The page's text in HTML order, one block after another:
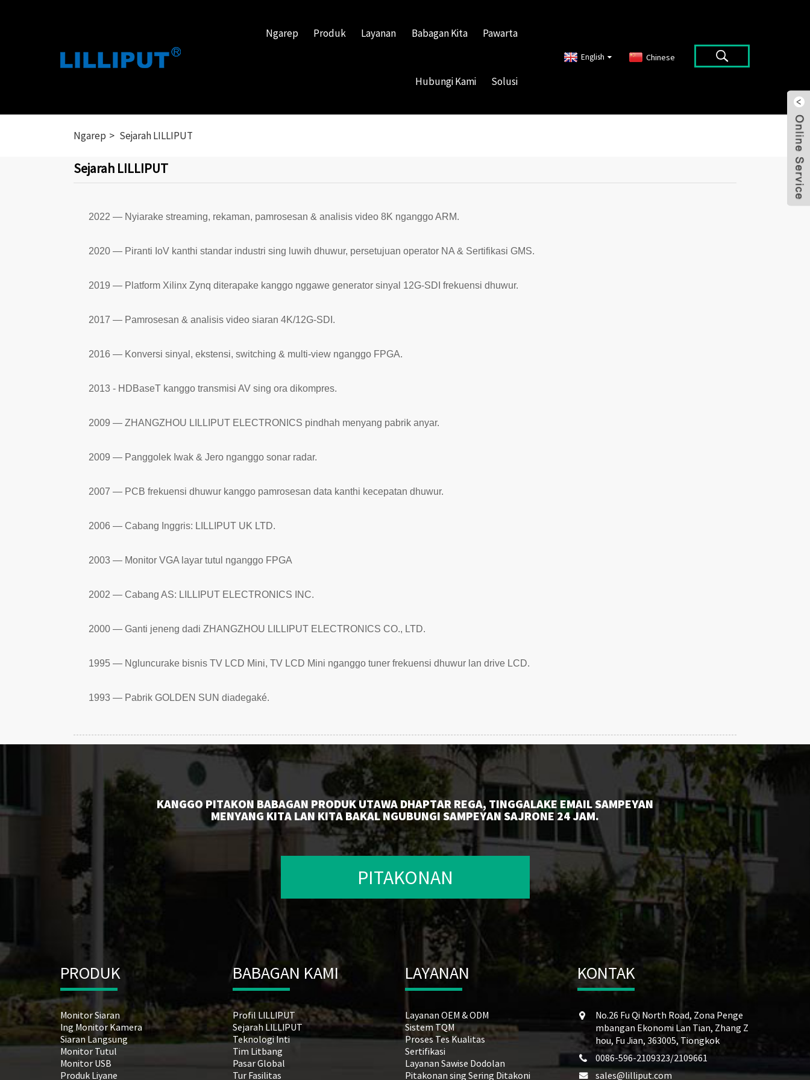
Ngarep Produk Layanan Babagan Kita Pawarta
Hubungi Kami Solusi
English Chinese
Ngarep Sejarah LILLIPUT
Sejarah LILLIPUT
2022 — Nyiarake streaming, rekaman, pamrosesan & analisis video 8K nganggo ARM.
2020 — Piranti IoV kanthi standar industri sing luwih dhuwur, persetujuan operator NA & Sertifikasi GMS.
2019 — Platform Xilinx Zynq diterapake kanggo nggawe generator sinyal 12G-SDI frekuensi dhuwur.
2017 — Pamrosesan & analisis video siaran 4K/12G-SDI.
2016 — Konversi sinyal, ekstensi, switching & multi-view nganggo FPGA.
2013 - HDBaseT kanggo transmisi AV sing ora dikompres.
2009 — ZHANGZHOU LILLIPUT ELECTRONICS pindhah menyang pabrik anyar.
2009 — Panggolek Iwak & Jero nganggo sonar radar.
2007 — PCB frekuensi dhuwur kanggo pamrosesan data kanthi kecepatan dhuwur.
2006 — Cabang Inggris: LILLIPUT UK LTD.
2003 — Monitor VGA layar tutul nganggo FPGA
2002 — Cabang AS: LILLIPUT ELECTRONICS INC.
2000 — Ganti jeneng dadi ZHANGZHOU LILLIPUT ELECTRONICS CO., LTD.
1995 — Ngluncurake bisnis TV LCD Mini, TV LCD Mini nganggo tuner frekuensi dhuwur lan drive LCD.
1993 — Pabrik GOLDEN SUN diadegaké.
KANGGO PITAKON BABAGAN PRODUK UTAWA DHAPTAR REGA, TINGGALAKE EMAIL SAMPEYAN
MENYANG KITA LAN KITA BAKAL NGUBUNGI SAMPEYAN SAJRONE 24 JAM.
PITAKONAN
PRODUK
Monitor Siaran
Ing Monitor Kamera
Siaran Langsung
Monitor Tutul
Monitor USB
Produk Liyane
BABAGAN KAMI
Profil LILLIPUT
Sejarah LILLIPUT
Teknologi Inti
Tim Litbang
Pasar Global
Tur Fasilitas
LAYANAN
Layanan OEM & ODM
Sistem TQM
Proses Tes Kualitas
Sertifikasi
Layanan Sawise Dodolan
Pitakonan sing Sering Ditakoni
KONTAK
No.26 Fu Qi North Road, Zona Penge
mbangan Ekonomi Lan Tian, ​​Zhang Z
hou, Fu Jian, 363005, Tiongkok
0086-596-2109323/2109661
sales@lilliput.com